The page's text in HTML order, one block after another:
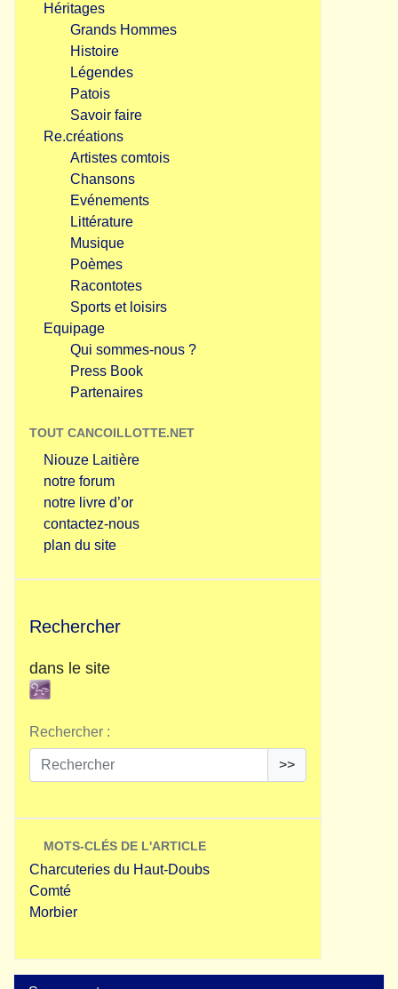
Héritages
Grands Hommes
Histoire
Légendes
Patois
Savoir faire
Re.créations
Artistes comtois
Chansons
Evénements
Littérature
Musique
Poèmes
Racontotes
Sports et loisirs
Equipage
Qui sommes-nous ?
Press Book
Partenaires
TOUT CANCOILLOTTE.NET
Niouze Laitière
notre forum
notre livre d’or
contactez-nous
plan du site
Rechercher
dans le site
Rechercher :
>>
MOTS-CLÉS DE L'ARTICLE
Charcuteries du Haut-Doubs
Comté
Morbier